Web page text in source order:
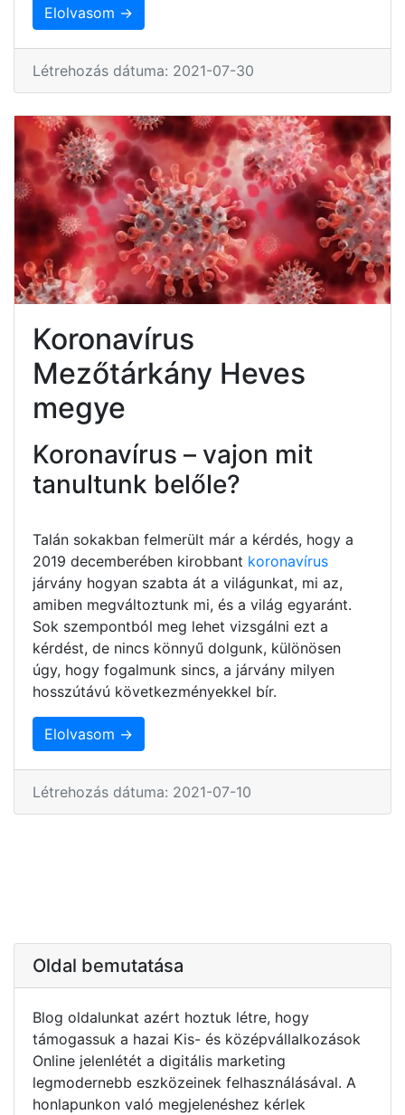
Elolvasom →
Létrehozás dátuma: 2021-07-30
Koronavírus
Mezőtárkány Heves
megye
Koronavírus – vajon mit
tanultunk belőle?
Talán sokakban felmerült már a kérdés, hogy a
2019 decemberében kirobbant koronavírus
járvány hogyan szabta át a világunkat, mi az,
amiben megváltoztunk mi, és a világ egyaránt.
Sok szempontból meg lehet vizsgálni ezt a
kérdést, de nincs könnyű dolgunk, különösen
úgy, hogy fogalmunk sincs, a járvány milyen
hosszútávú következményekkel bír.
Elolvasom →
Létrehozás dátuma: 2021-07-10
Oldal bemutatása
Blog oldalunkat azért hoztuk létre, hogy
támogassuk a hazai Kis- és középvállalkozások
Online jelenlétét a digitális marketing
legmodernebb eszközeinek felhasználásával. A
honlapunkon való megjelenéshez kérlek